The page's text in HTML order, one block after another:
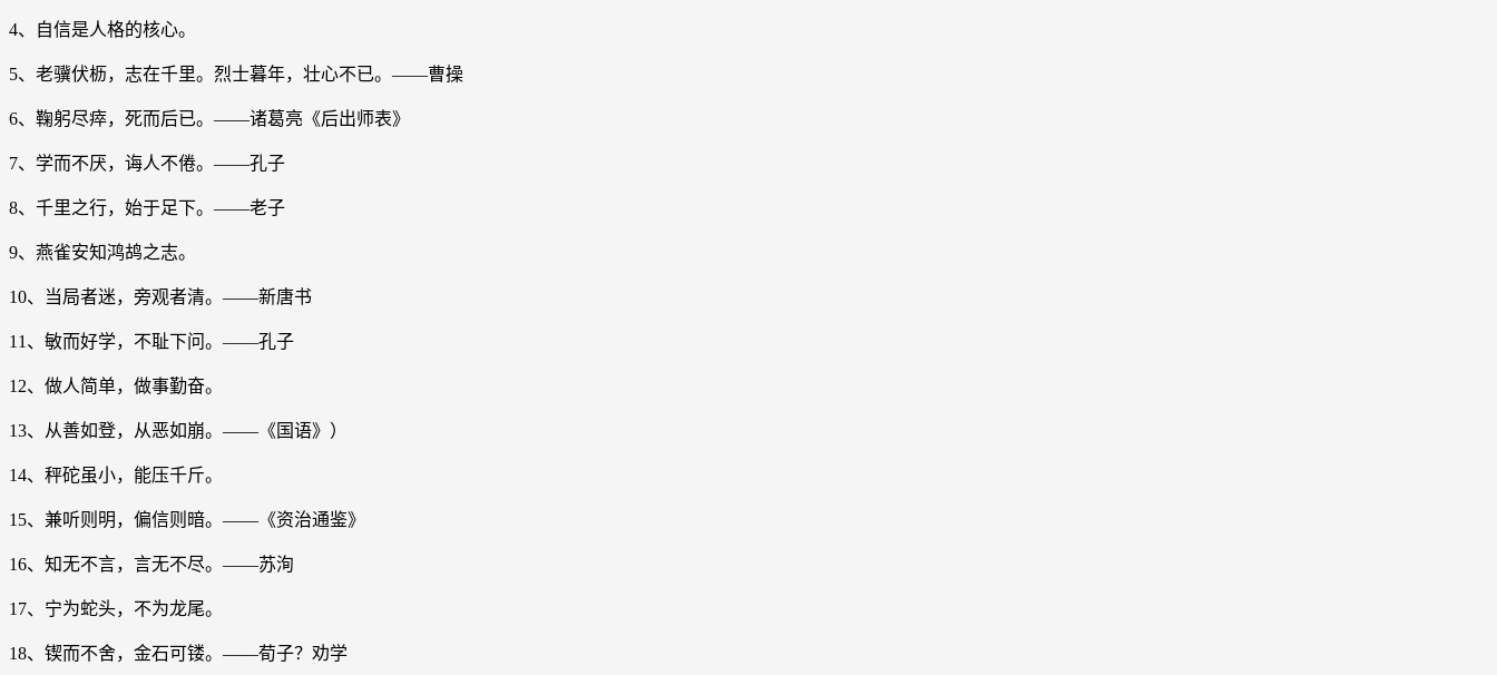
4、自信是人格的核心。
5、老骥伏枥，志在千里。烈士暮年，壮心不已。——曹操
6、鞠躬尽瘁，死而后已。——诸葛亮《后出师表》
7、学而不厌，诲人不倦。——孔子
8、千里之行，始于足下。——老子
9、燕雀安知鸿鸪之志。
10、当局者迷，旁观者清。——新唐书
11、敏而好学，不耻下问。——孔子
12、做人简单，做事勤奋。
13、从善如登，从恶如崩。——《国语》）
14、秤砣虽小，能压千斤。
15、兼听则明，偏信则暗。——《资治通鉴》
16、知无不言，言无不尽。——苏洵
17、宁为蛇头，不为龙尾。
18、锲而不舍，金石可镂。——荀子？劝学